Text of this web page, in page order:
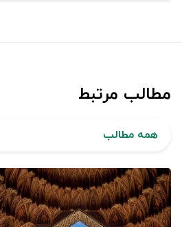
مطالب مرتبط
همه مطالب